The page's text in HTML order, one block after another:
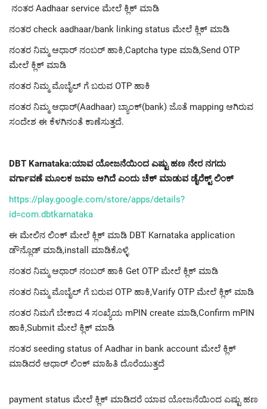
ನಂತರ Aadhaar service ಮೇಲೆ ಕ್ಲಿಕ್ ಮಾಡಿ
ನಂತರ check aadhaar/bank linking status ಮೇಲೆ ಕ್ಲಿಕ್ ಮಾಡಿ
ನಂತರ ನಿಮ್ಮ ಆಧಾರ್ ನಂಬರ್ ಹಾಕಿ,Captcha type ಮಾಡಿ,Send OTP
ಮೇಲೆ ಕ್ಲಿಕ್ ಮಾಡಿ
ನಂತರ ನಿಮ್ಮ ಮೊಬೈಲ್ ಗೆ ಬರುವ OTP ಹಾಕಿ
ನಂತರ ನಿಮ್ಮ ಆಧಾರ್(Aadhaar) ಬ್ಯಾಂಕ್(bank) ಜೊತೆ mapping ಆಗಿರುವ
ಸಂದೇಶ ಈ ಕೆಳಗಿನಂತೆ ಕಾಣೆಸುತ್ತದೆ.
DBT Karnataka:ಯಾವ ಯೋಜನೆಯಿಂದ ಎಷ್ಟು ಹಣ ನೇರ ನಗದು
ವರ್ಗಾವಣೆ ಮೂಲಕ ಜಮಾ ಆಗಿದೆ ಎಂದು ಚೆಕ್ ಮಾಡುವ ಡೈರೆಕ್ಟ್ ಲಿಂಕ್
https://play.google.com/store/apps/details?
id=com.dbtkarnataka
ಈ ಮೇಲಿನ ಲಿಂಕ್ ಮೇಲೆ ಕ್ಲಿಕ್ ಮಾಡಿ DBT Karnataka application
ಡೌನ್ಲೊಡ್ ಮಾಡಿ,install ಮಾಡಿಕೊಳ್ಳಿ
ನಂತರ ನಿಮ್ಮ ಆಧಾರ್ ನಂಬರ್ ಹಾಕಿ Get OTP ಮೇಲೆ ಕ್ಲಿಕ್ ಮಾಡಿ
ನಂತರ ನಿಮ್ಮ ಮೊಬೈಲ್ ಗೆ ಬರುವ OTP ಹಾಕಿ,Varify OTP ಮೇಲೆ ಕ್ಲಿಕ್ ಮಾಡಿ
ನಂತರ ನಿಮಗೆ ಬೇಕಾದ 4 ಸಂಖ್ಯೆಯ mPIN create ಮಾಡಿ,Confirm mPIN
ಹಾಕಿ,Submit ಮೇಲೆ ಕ್ಲಿಕ್ ಮಾಡಿ
ನಂತರ seeding status of Aadhar in bank account ಮೇಲೆ ಕ್ಲಿಕ್
ಮಾಡಿದರೆ ಆಧಾರ್ ಲಿಂಕ್ ಮಾಹಿತಿ ದೊರೆಯುತ್ತದೆ
payment status ಮೇಲೆ ಕ್ಲಿಕ್ ಮಾಡಿದರೆ ಯಾವ ಯೋಜನೆಯಿಂದ ಎಷ್ಟು ಹಣ